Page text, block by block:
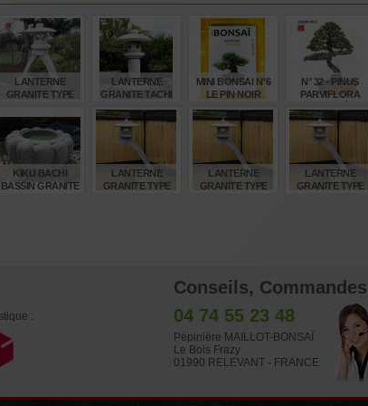
LANTERNE
GRANITE TYPE
2.860,00 €
LANTERNE
GRANITE TACHI
5.280,00
MINI BONSAI N°6
LE PIN NOIR
24,00
N° 32 - PINUS
PARVIFLORA
PINUS PENTAPH
4,00
KIKU BACHI
BASSIN GRANITE
LANTERNE
GRANITE TYPE
LANTERNE
GRANITE TYPE
LANTERNE
GRANITE TYPE
:
Conseils, Commandes
04 74 55 23 48
Pépinière MAILLOT-BONSAÏ
Le Bois Frazy
01990 RELEVANT - FRANCE